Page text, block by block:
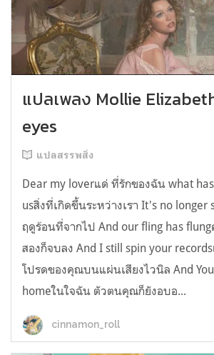
แปลเพลง Mollie
eyes
แปลสรรพสิ่ง
Dear my loverแด่ ที่รักของฉัน what
usสิ่งที่เกิดขึ้นระหว่างเรา It's no longer
ฤดูร้อนที่จากไป And our fling has
สองก็จบลง And I still spin your
โปรดของคุณบนแผ่นเสียงไวนิล And
homeในใจฉัน ตัวตนคุณก็ยังอบอ...
cinnamon_roll